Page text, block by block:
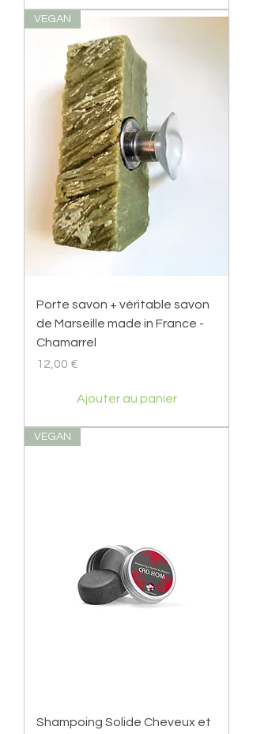
VEGAN
Porte savon + véritable savon
de Marseille made in France -
Chamarrel
Prix
12,00 €
Ajouter au panier
VEGAN
Shampoing Solide Cheveux et